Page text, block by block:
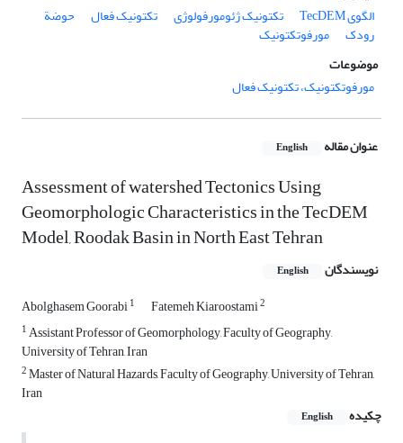
الگوی TecDEM
تکتونیک ژئومورفولوژی تکتونیک فعال حوضة
رودک
مورفوتکتونیک
موضوعات
مورفوتکتونیک، تکتونیک فعال
عنوان مقاله English
Assessment of watershed Tectonics Using
Geomorphologic Characteristics in the TecDEM
Model, Roodak Basin in North East Tehran
نویسندگان English
Abolghasem Goorabi1 Fatemeh Kiaroostami2
1Assistant Professor of Geomorphology, Faculty of Geography,
University of Tehran, Iran
2Master of Natural Hazards, Faculty of Geography, University of Tehran,
Iran
چکیده
English